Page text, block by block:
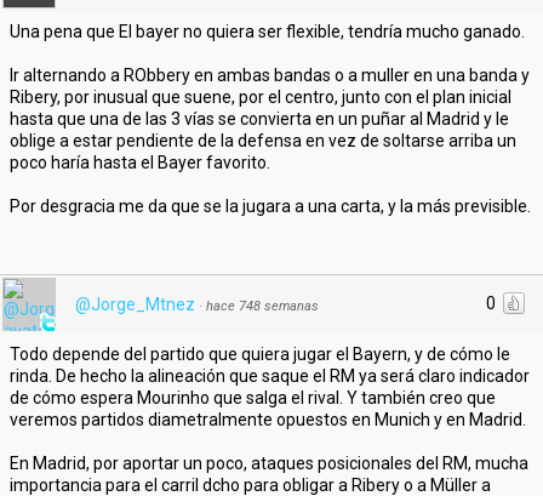
Una pena que El bayer no quiera ser flexible, tendría mucho ganado.
Ir alternando a RObbery en ambas bandas o a muller en una banda y
Ribery, por inusual que suene, por el centro, junto con el plan inicial
hasta que una de las 3 vías se convierta en un puñar al Madrid y le
oblige a estar pendiente de la defensa en vez de soltarse arriba un
poco haría hasta el Bayer favorito.
Por desgracia me da que se la jugara a una carta, y la más previsible.
0
@Jorge_Mtnez · hace 748 semanas
Todo depende del partido que quiera jugar el Bayern, y de cómo le
rinda. De hecho la alineación que saque el RM ya será claro indicador
de cómo espera Mourinho que salga el rival. Y también creo que
veremos partidos diametralmente opuestos en Munich y en Madrid.
En Madrid, por aportar un poco, ataques posicionales del RM, mucha
importancia para el carril dcho para obligar a Ribery o a Müller a